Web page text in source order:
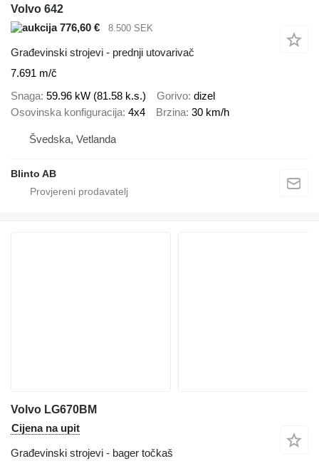
Volvo 642
776,60 €
8.500 SEK
Građevinski strojevi - prednji utovarivač
7.691 m/č
Snaga 59.96 kW (81.58 k.s.) Gorivo dizel
Osovinska konfiguracija 4x4 Brzina 30 km/h
Švedska, Vetlanda
Blinto AB
Volvo LG670BM
Cijena na upit
Građevinski strojevi - bager točkaš